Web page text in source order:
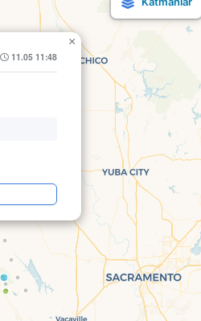
11.05 11:48
×